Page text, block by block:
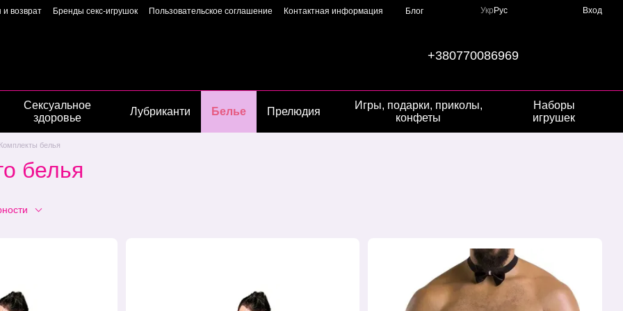
возврат Бренды секс-игрушок Пользовательское соглашение Контактная информация
Блог
Укр Рус Вход
+380770086969
Сексуальное
здоровье
Лубриканти Белье Прелюдия
Игры, подарки, приколы,
конфеты
Наборы
игрушек
Комплекты белья
белья